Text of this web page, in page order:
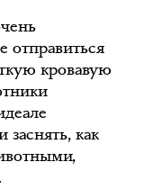
отправиться
кровавую
заснять, как